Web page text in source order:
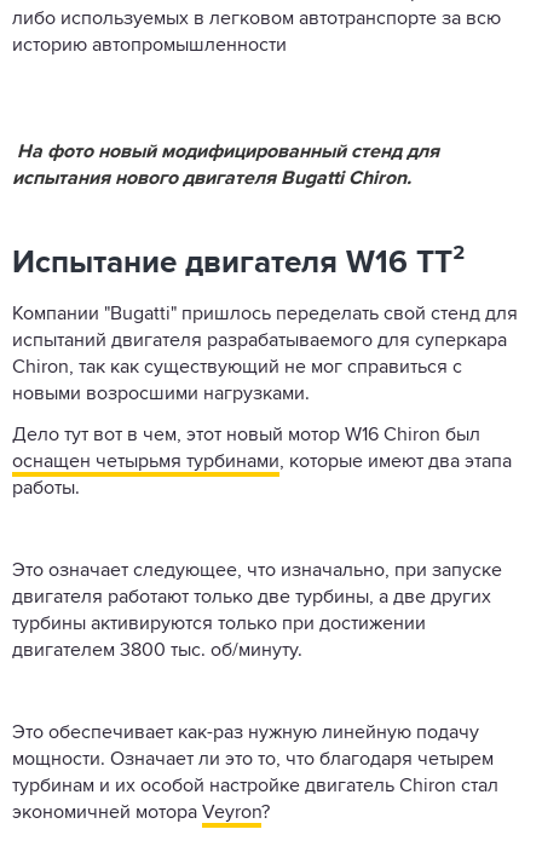
либо используемых в легковом автотранспорте за всю
историю автопромышленности
На фото новый модифицированный стенд для
испытания нового двигателя Bugatti Chiron.
Испытание двигателя W16 TT²
Компании "Bugatti" пришлось переделать свой стенд для
испытаний двигателя разрабатываемого для суперкара
Chiron, так как существующий не мог справиться с
новыми возросшими нагрузками.
Дело тут вот в чем, этот новый мотор W16 Chiron был
оснащен четырьмя турбинами, которые имеют два этапа
работы.
Это означает следующее, что изначально, при запуске
двигателя работают только две турбины, а две других
турбины активируются только при достижении
двигателем 3800 тыс. об/минуту.
Это обеспечивает как-раз нужную линейную подачу
мощности. Означает ли это то, что благодаря четырем
турбинам и их особой настройке двигатель Chiron стал
экономичней мотора Veyron?